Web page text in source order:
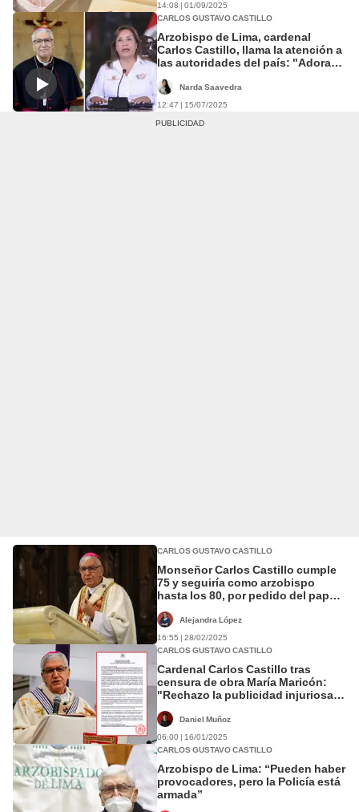
14:08 | 01/09/2025
CARLOS GUSTAVO CASTILLO
Arzobispo de Lima, cardenal
Carlos Castillo, llama la atención a
las autoridades del país: "Adoran
Narda Saavedra
12:47 | 15/07/2025
CARLOS GUSTAVO CASTILLO
Monseñor Carlos Castillo cumple
75 y seguiría como arzobispo
hasta los 80, por pedido del papa
Alejandra López
16:55 | 28/02/2025
CARLOS GUSTAVO CASTILLO
Cardenal Carlos Castillo tras
censura de obra María Maricón:
"Rechazo la publicidad injuriosa
Daniel Muñoz
06:00 | 16/01/2025
CARLOS GUSTAVO CASTILLO
Arzobispo de Lima: “Pueden haber
provocadores, pero la Policía está
armada”